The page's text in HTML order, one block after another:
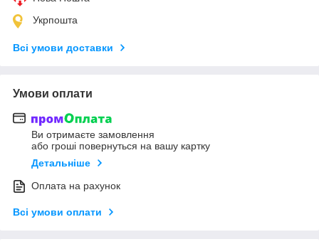
Укрпошта
Всі умови доставки
Умови оплати
Ви отримаєте замовлення
або гроші повернуться на вашу картку
Детальніше
Оплата на рахунок
Всі умови оплати